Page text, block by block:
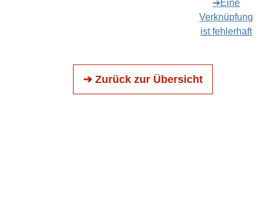
➔Eine
Verknüpfung
ist fehlerhaft
➔ Zurück zur Übersicht